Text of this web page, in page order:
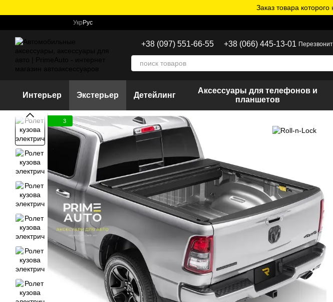
Заказ товара
Укр Рус
+38 (097) 551-66-55 +38 (066) 445-13-01
Интерьер Экстерьер Детейлинг
Аксессуары для телефонов и
планшетов
3